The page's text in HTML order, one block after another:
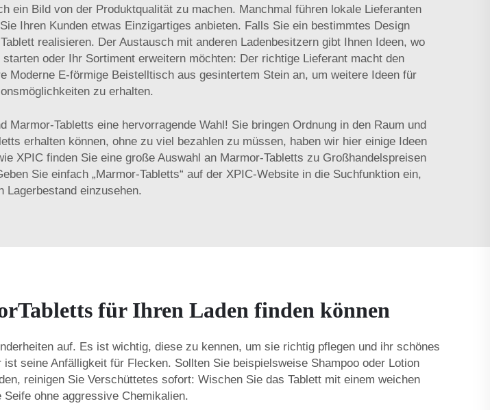
ein Bild von der Produktqualität zu machen. Manchmal führen lokale Lieferanten
Ihren Kunden etwas Einzigartiges anbieten. Falls Sie ein bestimmtes Design
realisieren. Der Austausch mit anderen Ladenbesitzern gibt Ihnen Ideen, wo
oder Ihr Sortiment erweitern möchten: Der richtige Lieferant macht den
Moderne E-förmige Beistelltisch aus gesintertem Stein an, um weitere Ideen für
zu erhalten.
Tabletts eine hervorragende Wahl! Sie bringen Ordnung in den Raum und
erhalten können, ohne zu viel bezahlen zu müssen, haben wir hier einige Ideen
XPIC finden Sie eine große Auswahl an Marmor-Tabletts zu Großhandelspreisen
Sie einfach „Marmor-Tabletts“ auf der XPIC-Website in die Suchfunktion ein,
Lagerbestand einzusehen.
für Ihren Laden finden können
auf. Es ist wichtig, diese zu kennen, um sie richtig pflegen und ihr schönes
seine Anfälligkeit für Flecken. Sollten Sie beispielsweise Shampoo oder Lotion
reinigen Sie Verschüttetes sofort: Wischen Sie das Tablett mit einem weichen
ohne aggressive Chemikalien.